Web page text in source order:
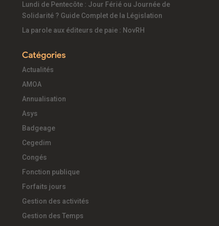
Lundi de Pentecôte : Jour Férié ou Journée de
Solidarité ? Guide Complet de la Législation
La parole aux éditeurs de paie : NovRH
Catégories
Actualités
AMOA
Annualisation
Asys
Badgeage
Cegedim
Congés
Fonction publique
Forfaits jours
Gestion des activités
Gestion des Temps